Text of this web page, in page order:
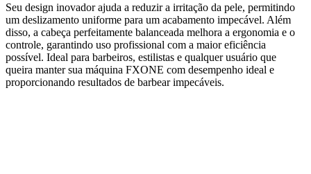
Seu design inovador ajuda a reduzir a irritação da pele, permitindo
um deslizamento uniforme para um acabamento impecável. Além
disso, a cabeça perfeitamente balanceada melhora a ergonomia e o
controle, garantindo uso profissional com a maior eficiência
possível. Ideal para barbeiros, estilistas e qualquer usuário que
queira manter sua máquina FXONE com desempenho ideal e
proporcionando resultados de barbear impecáveis.